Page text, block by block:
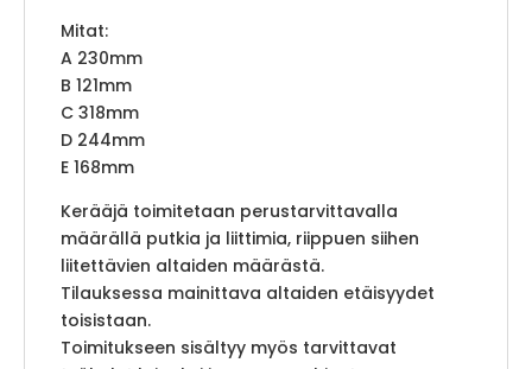
Mitat:
A 230mm
B 121mm
C 318mm
D 244mm
E 168mm
Kerääjä toimitetaan perustarvittavalla
määrällä putkia ja liittimia, riippuen siihen
liitettävien altaiden määrästä.
Tilauksessa mainittava altaiden etäisyydet
toisistaan.
Toimitukseen sisältyy myös tarvittavat